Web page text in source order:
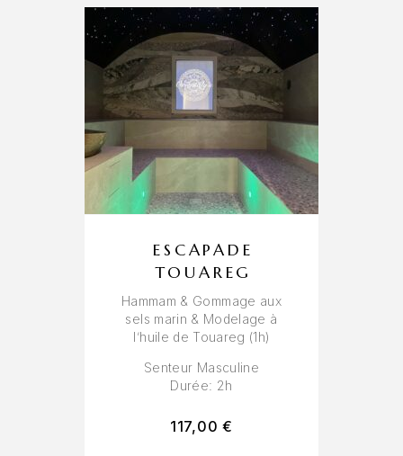
ESCAPADE
TOUAREG
Hammam & Gommage aux
sels marin & Modelage à
l’huile de Touareg (1h)
Senteur Masculine
Durée: 2h
117,00€